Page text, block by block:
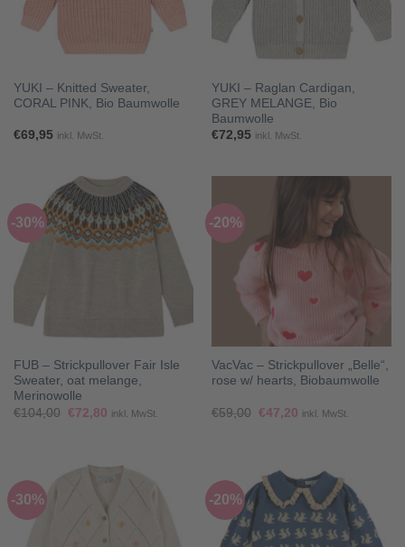
YUKI – Knitted Sweater,
CORAL PINK, Bio Baumwolle
€69,95 inkl. MwSt.
YUKI – Raglan Cardigan,
GREY MELANGE, Bio
Baumwolle
€72,95 inkl. MwSt.
-30%
FUB – Strickpullover Fair Isle
Sweater, oat melange,
Merinowolle
€104,00 Ursprünglicher
Preis
€72,80Aktueller
inkl. MwSt.
-20%
VacVac – Strickpullover „Belle“,
rose w/ hearts, Biobaumwolle
€59,00 Ursprünglicher
Preis
€47,20Aktueller
inkl. MwSt.
-30% -20%